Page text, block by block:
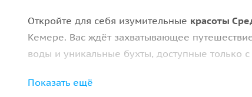
Откройте для себя изумительные красоты
Кемере. Вас ждёт захватывающее
воды и уникальные бухты, доступные только
Наслаждайтесь комфортом и
Показать ещё